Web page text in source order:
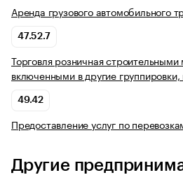
Аренда грузового автомобильного
47.52.7
Торговля розничная
включенными в другие
49.42
Предоставление услуг по
Другие